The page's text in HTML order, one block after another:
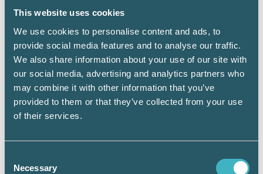
This website uses cookies
We use cookies to personalise content and ads, to
provide social media features and to analyse our traffic.
We also share information about your use of our site with
our social media, advertising and analytics partners who
may combine it with other information that you’ve
provided to them or that they’ve collected from your use
of their services.
Selection
Necessary
analys genom att studera kundens egna